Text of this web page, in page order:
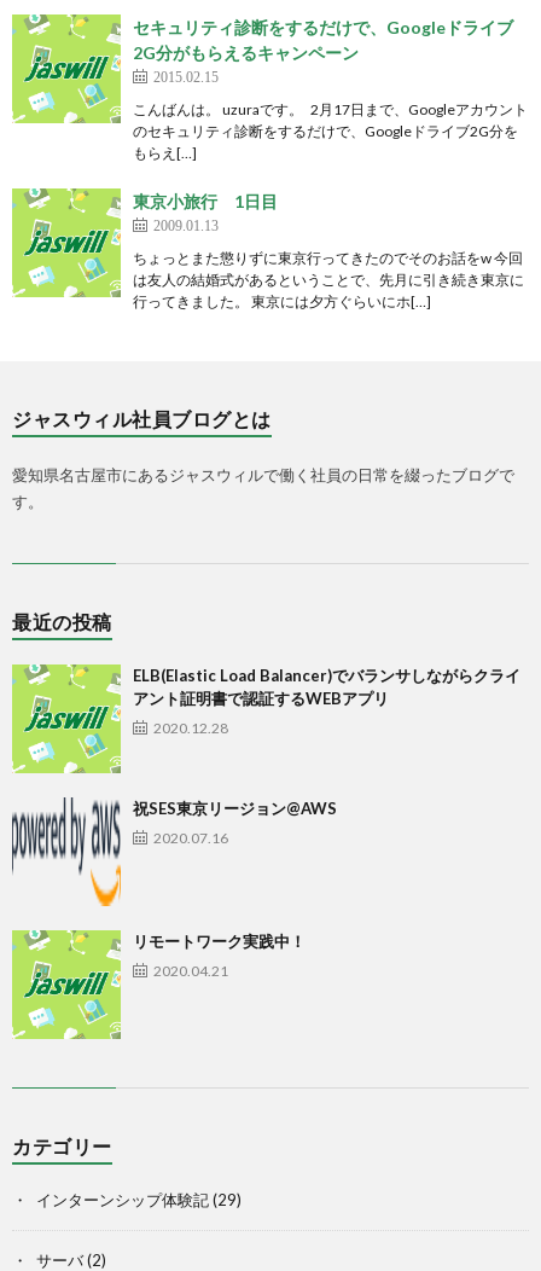
セキュリティ診断をするだけで、Googleドライブ
2G分がもらえるキャンペーン
2015.02.15
こんばんは。 uzuraです。 2月17日まで、Googleアカウント
のセキュリティ診断をするだけで、Googleドライブ2G分を
もらえ[…]
東京小旅行 1日目
2009.01.13
ちょっとまた懲りずに東京行ってきたのでそのお話をw 今回
は友人の結婚式があるということで、先月に引き続き東京に
行ってきました。 東京には夕方ぐらいにホ[…]
ジャスウィル社員ブログとは
愛知県名古屋市にあるジャスウィルで働く社員の日常を綴ったブログで
す。
最近の投稿
ELB(Elastic Load Balancer)でバランサしながらクライ
アント証明書で認証するWEBアプリ
2020.12.28
祝SES東京リージョン@AWS
2020.07.16
リモートワーク実践中！
2020.04.21
カテゴリー
インターンシップ体験記(29)
サーバ(2)